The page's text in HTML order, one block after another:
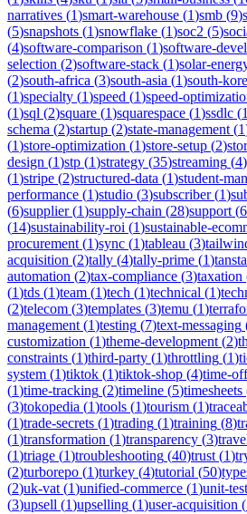
narratives (1)smart-warehouse (1)smb (9)
(5)snapshots (1)snowflake (1)soc2 (5)
(4)software-comparison (1)software-
selection (2)software-stack (1)solar-
(2)south-africa (3)south-asia (1)south-
(1)specialty (1)speed (1)speed-
(1)sql (2)square (1)squarespace (1)ssdlc (1
schema (2)startup (2)state-management (1
(1)store-optimization (1)store-setup (2)
design (1)stp (1)strategy (35)streaming (4)
(1)stripe (2)structured-data (1)student-
performance (1)studio (3)subscriber(1)
(6)supplier(1)supply-chain (28)support (6
(14)sustainability-roi (1)sustainable-
procurement (1)sync (1)tableau (3)
acquisition (2)tally (4)tally-prime (1)
automation (2)tax-compliance (3)taxation
(1)tds (1)team (1)tech (1)technical (1)
(2)telecom (3)templates (3)temu (1)
management (1)testing (7)text-messaging
customization (1)theme-development (2)
constraints (1)third-party (1)throttling (1)
system (1)tiktok (1)tiktok-shop (4)time-off
(1)time-tracking (2)timeline (5)timesheets
(3)tokopedia (1)tools (1)tourism (1)
(1)trade-secrets (1)trading (1)training (8)
(1)transformation (1)transparency (3)
(1)triage (1)troubleshooting (40)trust (1)
(2)turborepo (1)turkey (4)tutorial (50)
(2)uk-vat (1)unified-commerce (1)unit-
(3)upsell (1)upselling (1)user-acquisition (